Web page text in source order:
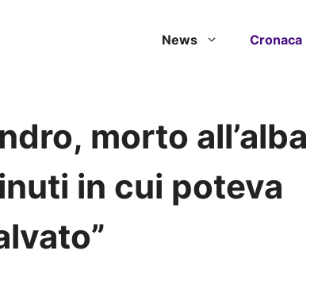
News Cronaca
morto all’alba
in cui poteva